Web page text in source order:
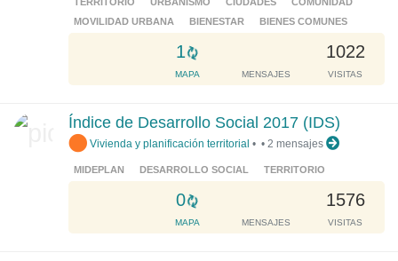
MOVILIDAD URBANA
BIENESTAR BIENES COMUNES
1
L
o
a
i
n
g
.
.
.
MAPA MENSAJES
1022
VISITAS
Índice de Desarrollo Social 2017 (IDS)
Vivienda y planificación territorial •
MIDEPLAN DESARROLLO SOCIAL TERRITORIO
0
L
o
a
MAPA MENSAJES
1576
VISITAS
• 2 mensajes